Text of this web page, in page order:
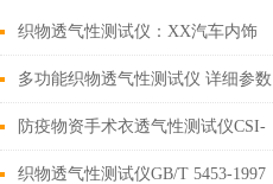
织物透气性测试仪：XX汽车内饰
(河北)有限公司到上海程斯参观考
察设备
多功能织物透气性测试仪 详细参数
防疫物资手术衣透气性测试仪CSI-
571 上海程斯 技术参数解析
织物透气性测试仪GB/T 5453-1997